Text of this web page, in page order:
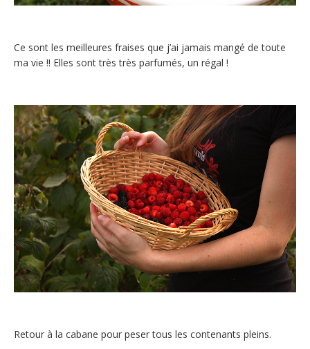
Ce sont les meilleures fraises que j’ai jamais mangé de toute
ma vie !! Elles sont très très parfumés, un régal !
Retour à la cabane pour peser tous les contenants pleins.